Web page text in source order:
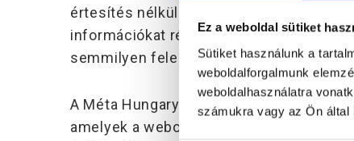
Ez a weboldal sütiket
Sütiket használunk a
weboldalforgalmunk
weboldalhasználatra
számukra vagy az Ön
értesítés nélkül bármikor
információkat részben vagy egészben
semmilyen felelősséget a weboldalon
A Méta Hungary Kft., nem tartozik
amelyek a weboldal(ak) használatából,